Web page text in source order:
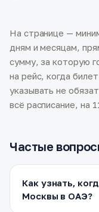
На странице —
дням и месяцам,
сумму, за которую
на рейс, когда
указывать не
всё расписание, на
Частые
Как узнать,
Москвы в ОАЭ?